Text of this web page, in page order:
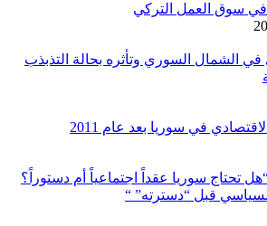
في سوق العمل التركي
في الشمال السوري وتأثره بحالة التذبذب
في سوريا بعد عام 2011
“هل تحتاج سوريا عقداً اجتماعياً أم دستوراً؟
السياسي قبل “دسترته” “